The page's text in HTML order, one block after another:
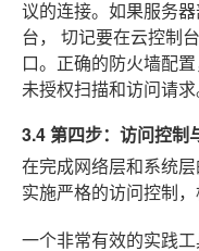
议的连接。如果服务
台， 切记要在云控制
口。正确的防火墙配
未授权扫描和访问请求
3.4 第四步：访问控制
在完成网络层和系统
实施严格的访问控制，
一个非常有效的实践